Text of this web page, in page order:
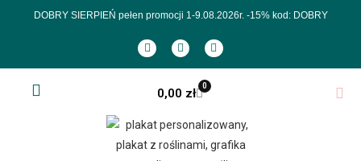
DOBRY SIERPIEŃ pełen promocji 1-9.08.2026r. -15% kod: DOBRY
0,00 zł
0